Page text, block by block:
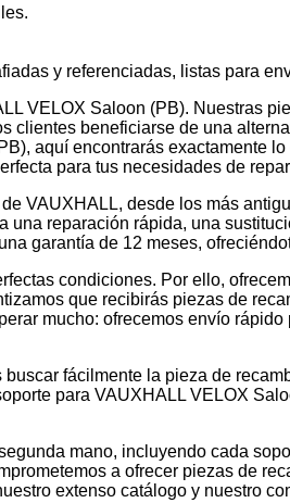
y referenciadas, listas para
VELOX Saloon (PB). Nuestras
beneficiarse de una
aquí encontrarás exactamente
para tus necesidades de
VAUXHALL, desde los más
reparación rápida, una
garantía de 12 meses,
condiciones. Por ello,
que recibirás piezas de
mucho: ofrecemos envío
fácilmente la pieza de
para VAUXHALL VELOX
mano, incluyendo cada
a ofrecer piezas de
extenso catálogo y nuestro